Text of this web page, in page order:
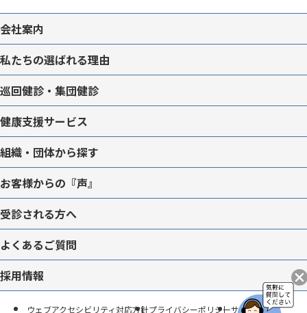
会社案内
私たちの選ばれる理由
巡回健診・集団健診
健康支援サービス
組織・団体から探す
お客様からの『声』
受診される方へ
よくあるご質問
採用情報
ウェブアクセシビリティ対応方針プライバシーポリシーサイトマップ